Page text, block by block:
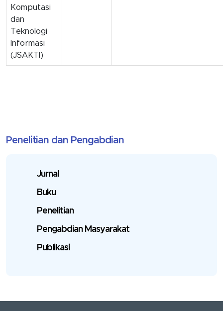
Komputasi
dan
Teknologi
Informasi
(JSAKTI)
Penelitian dan Pengabdian
Jurnal
Buku
Penelitian
Pengabdian Masyarakat
Publikasi